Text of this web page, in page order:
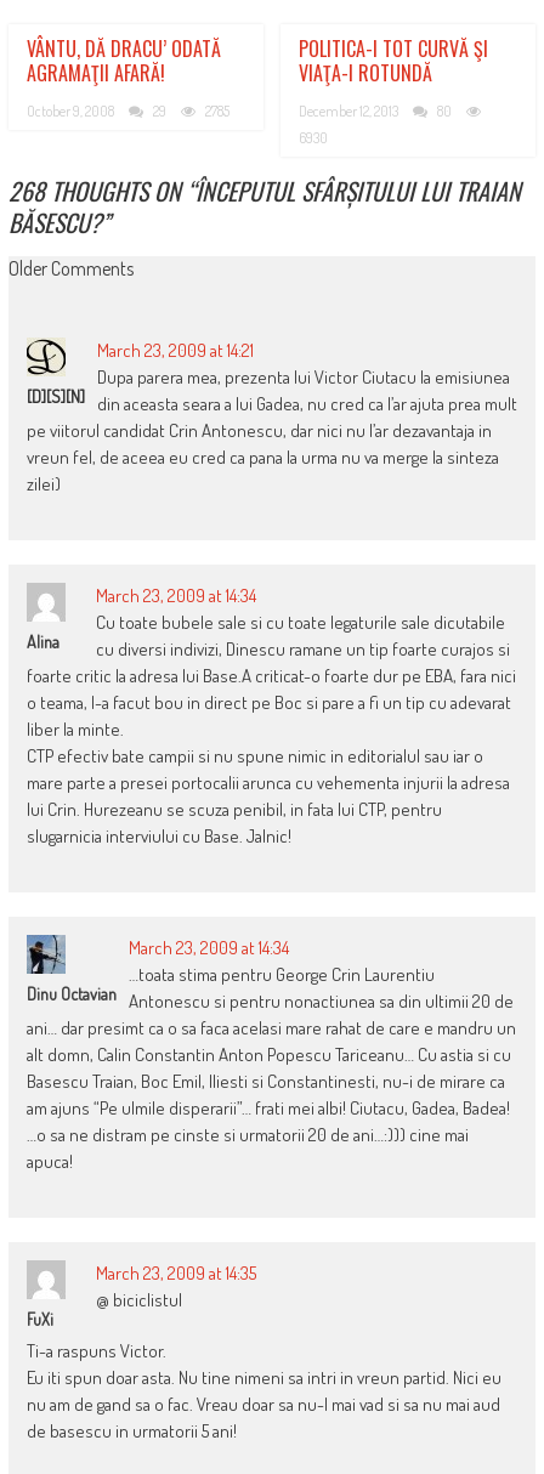
VÂNTU, DĂ DRACU’ ODATĂ
AGRAMAŢII AFARĂ!
October 9, 2008 29 2785
POLITICA-I TOT CURVĂ ŞI
VIAŢA-I ROTUNDĂ
December 12, 2013
80
6930
268 THOUGHTS ON “ÎNCEPUTUL SFÂRȘITULUI LUI TRAIAN
BĂSESCU?”
COMMENT
Older Comments
[D][S][N]
March 23, 2009 at 14:21
Dupa parera mea, prezenta lui Victor Ciutacu la emisiunea
din aceasta seara a lui Gadea, nu cred ca l’ar ajuta prea mult
pe viitorul candidat Crin Antonescu, dar nici nu l’ar dezavantaja in
vreun fel, de aceea eu cred ca pana la urma nu va merge la sinteza
zilei)
Alina
March 23, 2009 at 14:34
Cu toate bubele sale si cu toate legaturile sale dicutabile
cu diversi indivizi, Dinescu ramane un tip foarte curajos si
foarte critic la adresa lui Base.A criticat-o foarte dur pe EBA, fara nici
o teama, l-a facut bou in direct pe Boc si pare a fi un tip cu adevarat
liber la minte.
CTP efectiv bate campii si nu spune nimic in editorialul sau iar o
mare parte a presei portocalii arunca cu vehementa injurii la adresa
lui Crin. Hurezeanu se scuza penibil, in fata lui CTP, pentru
slugarnicia interviului cu Base. Jalnic!
Dinu Octavian
March 23, 2009 at 14:34
…toata stima pentru George Crin Laurentiu
Antonescu si pentru nonactiunea sa din ultimii 20 de
ani… dar presimt ca o sa faca acelasi mare rahat de care e mandru un
alt domn, Calin Constantin Anton Popescu Tariceanu… Cu astia si cu
Basescu Traian, Boc Emil, Iliesti si Constantinesti, nu-i de mirare ca
am ajuns “Pe ulmile disperarii”… frati mei albi! Ciutacu, Gadea, Badea!
…o sa ne distram pe cinste si urmatorii 20 de ani…:))) cine mai
apuca!
FuXi
March 23, 2009 at 14:35
@ biciclistul
Ti-a raspuns Victor.
Eu iti spun doar asta. Nu tine nimeni sa intri in vreun partid. Nici eu
nu am de gand sa o fac. Vreau doar sa nu-l mai vad si sa nu mai aud
de basescu in urmatorii 5 ani!